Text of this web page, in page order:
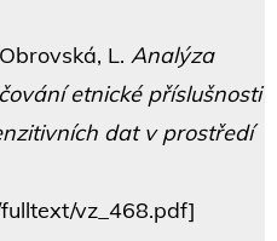
L. Analýza
etnické příslušnosti
dat v prostředí
vz_468.pdf]